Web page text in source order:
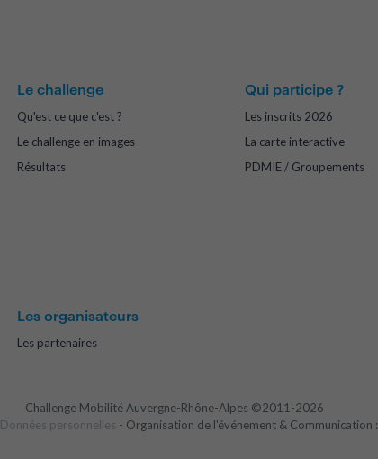
Le challenge
Qu'est ce que c'est ?
Le challenge en images
Résultats
Qui participe ?
Les inscrits 2026
La carte interactive
PDMIE / Groupements
Les organisateurs
Les partenaires
Challenge Mobilité Auvergne-Rhône-Alpes ©2011-2026
Données personnelles - Organisation de l'événement & Communication :